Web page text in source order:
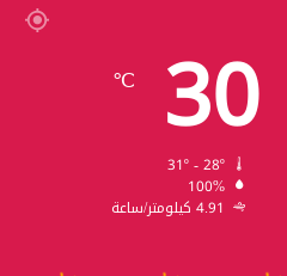
30
℃
100%
4.91 كيلومتر/ساعة